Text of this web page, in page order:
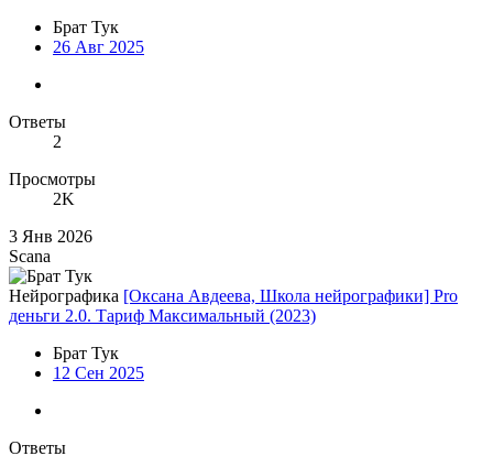
Брат Тук
26 Авг 2025
Ответы
2
Просмотры
2K
3 Янв 2026
Scana
Нейрографика [Оксана Авдеева, Школа нейрографики] Pro
деньги 2.0. Тариф Максимальный (2023)
Брат Тук
12 Сен 2025
Ответы